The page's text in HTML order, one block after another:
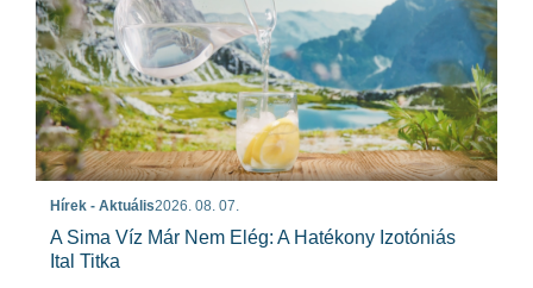
Hírek - Aktuális2026. 08. 07.
A Sima Víz Már Nem Elég: A Hatékony Izotóniás
Ital Titka